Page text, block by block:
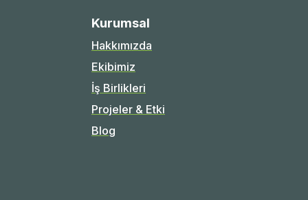
Kurumsal
Hakkımızda
Ekibimiz
İş Birlikleri
Projeler & Etki
Blog